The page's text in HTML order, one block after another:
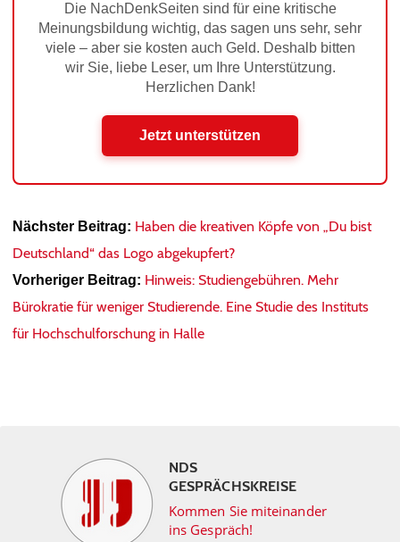
Die NachDenkSeiten sind für eine kritische
Meinungsbildung wichtig, das sagen uns sehr, sehr
viele – aber sie kosten auch Geld. Deshalb bitten
wir Sie, liebe Leser, um Ihre Unterstützung.
Herzlichen Dank!
Jetzt unterstützen
Nächster Beitrag: Haben die kreativen Köpfe von „Du bist
Deutschland“ das Logo abgekupfert?
Vorheriger Beitrag: Hinweis: Studiengebühren. Mehr
Bürokratie für weniger Studierende. Eine Studie des Instituts
für Hochschulforschung in Halle
NDS
GESPRÄCHSKREISE
Kommen Sie miteinander
ins Gespräch!